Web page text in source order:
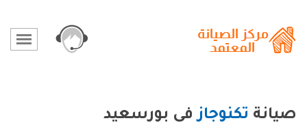
صيانة تكنوجازفى بورسعيد